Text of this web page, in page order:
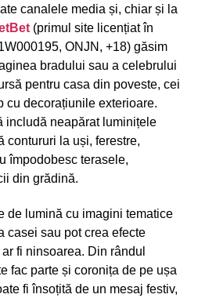
canalele media și, chiar și la
(primul site licențiat în
ONJN, +18) găsim
bradului sau a celebrului
pentru casa din poveste, cei
cu decorațiunile exterioare.
includă neapărat luminițele
contururi la uși, ferestre,
împodobesc terasele,
din grădină.
de lumină cu imagini tematice
casei sau pot crea efecte
fi ninsoarea. Din rândul
fac parte și coronița de pe ușa
fi însoțită de un mesaj festiv,